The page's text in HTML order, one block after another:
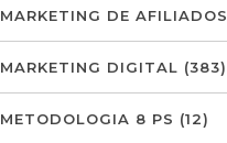
MARKETING DE AFILIADOS
MARKETING DIGITAL (383)
METODOLOGIA 8 PS (12)